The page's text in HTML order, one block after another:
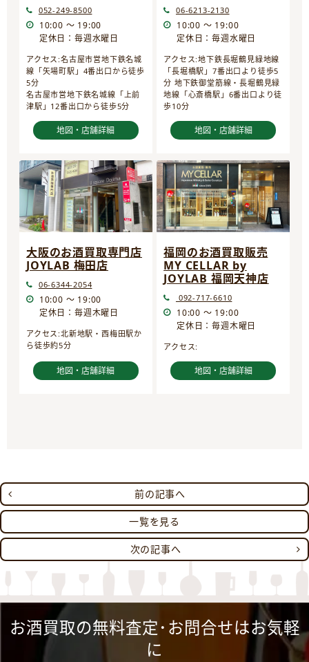
052-249-8500
10:00 ～ 19:00
定休日：毎週水曜日
アクセス:名古屋市営地下鉄名城
線「矢場町駅」4番出口から徒歩
5分
名古屋市営地下鉄名城線「上前
津駅」12番出口から徒歩5分
地図・店舗詳細
06-6213-2130
10:00 ～ 19:00
定休日：毎週水曜日
アクセス:地下鉄長堀鶴見緑地線
「長堀橋駅」7番出口より徒歩5
分 地下鉄御堂筋線・長堀鶴見緑
地線「心斎橋駅」6番出口より徒
歩10分
地図・店舗詳細
大阪のお酒買取専門店
JOYLAB 梅田店
06-6344-2054
10:00 ～ 19:00
定休日：毎週木曜日
アクセス:北新地駅・西梅田駅か
ら徒歩約5分
地図・店舗詳細
福岡のお酒買取販売
MY CELLAR by
JOYLAB 福岡天神店
092-717-6610
10:00 ～ 19:00
定休日：毎週木曜日
アクセス:
地図・店舗詳細
前の記事へ
一覧を見る
次の記事へ
お酒買取の無料査定･お問合せはお気軽
に